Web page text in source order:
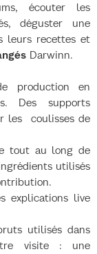
écouter les
déguster une
leurs recettes et
Darwinn.
production en
Des supports
les coulisses de
tout au long de
utilisés
explications live
utilisés dans
visite : une